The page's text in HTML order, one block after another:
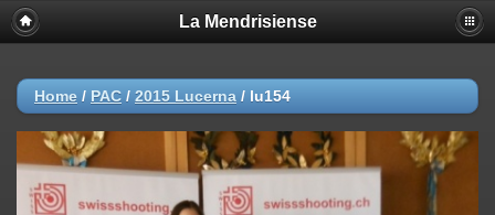
La Mendrisiense
Home / PAC / 2015 Lucerna / lu154